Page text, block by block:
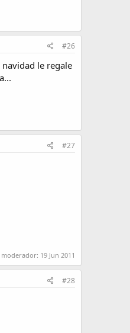
#26
le regale
#27
19 Jun 2011
#28